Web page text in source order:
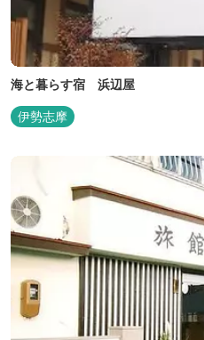
海と暮らす宿 浜辺屋
伊勢志摩